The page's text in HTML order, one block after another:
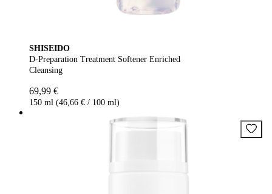
SHISEIDO
D-Preparation Treatment Softener Enriched
Cleansing
69,99 €
150 ml (46,66 € / 100 ml)